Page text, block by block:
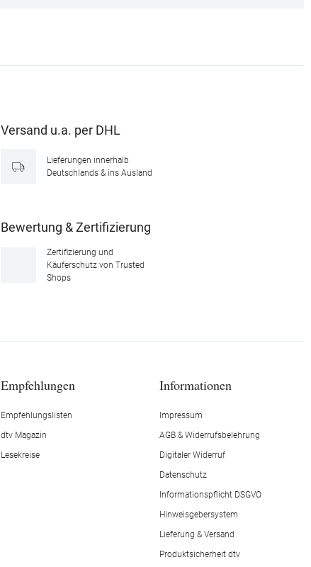
Versand u.a. per DHL
Lieferungen innerhalb
Deutschlands & ins Ausland
Bewertung & Zertifizierung
Zertifizierung und
Käuferschutz von Trusted
Shops
Empfehlungen
Empfehlungslisten
dtv Magazin
Lesekreise
Informationen
Impressum
AGB & Widerrufsbelehrung
Digitaler Widerruf
Datenschutz
Informationspflicht DSGVO
Hinweisgebersystem
Lieferung & Versand
Produktsicherheit dtv